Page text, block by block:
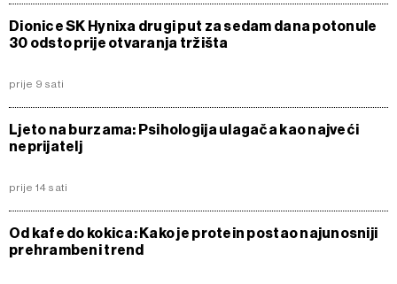
Dionice SK Hynixa drugi put za sedam dana potonule
30 odsto prije otvaranja tržišta
prije 9 sati
Ljeto na burzama: Psihologija ulagača kao najveći
neprijatelj
prije 14 sati
Od kafe do kokica: Kako je protein postao najunosniji
prehrambeni trend